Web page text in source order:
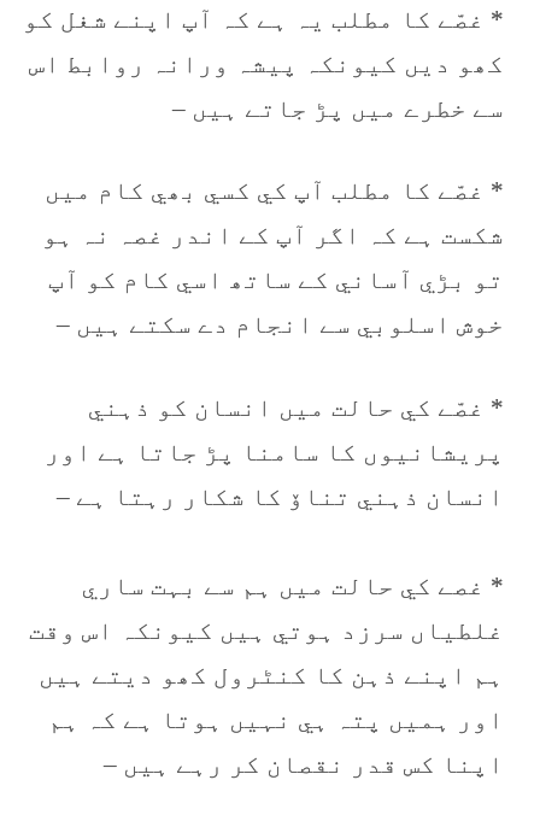
* غصّے کا مطلب يہ ہے کہ آپ اپنے شغل کو
کھو ديں کيونکہ پيشہ ورانہ روابط اس
سے خطرے ميں پڑ جاتے ہيں –
* غصّے کا مطلب آپ کي کسي بھي کام ميں
شکست ہے کہ اگر آپ کے اندر غصہ نہ ہو
تو بڑي آساني کے ساتھ اسي کام کو آپ
خوش اسلوبي سے انجام دے سکتے ہيں –
* غصّے کي حالت ميں انسان کو ذہني
پريشانيوں کا سامنا پڑ جاتا ہے اور
انسان ذہني تناۆ کا شکار رہتا ہے –
* غصے کي حالت ميں ہم سے بہت ساري
غلطياں سرزد ہوتي ہيں کيونکہ اس وقت
ہم اپنے ذہن کا کنٹرول کھو ديتے ہيں
اور ہميں پتہ ہي نہيں ہوتا ہے کہ ہم
اپنا کس قدر نقصان کر رہے ہيں –